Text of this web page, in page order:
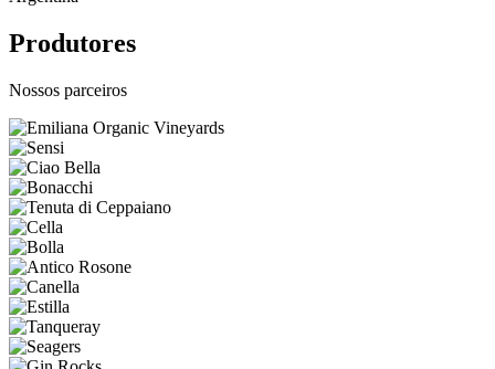
Produtores
Nossos parceiros